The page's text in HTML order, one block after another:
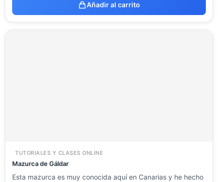
Añadir al carrito
TUTORIALES Y CLASES ONLINE
Mazurca de Gáldar
Esta mazurca es muy conocida aquí en Canarias y he hecho